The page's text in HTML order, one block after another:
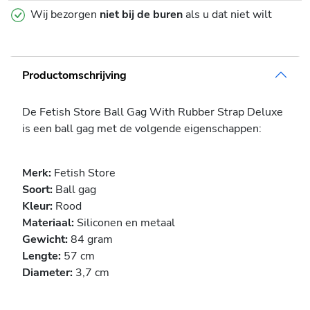
Wij bezorgen niet bij de burenals u dat niet wilt
Productomschrijving
De Fetish Store Ball Gag With Rubber Strap Deluxe
is een ball gag met de volgende eigenschappen:
Merk: Fetish Store
Soort: Ball gag
Kleur: Rood
Materiaal: Siliconen en metaal
Gewicht:84 gram
Lengte: 57 cm
Diameter: 3,7 cm